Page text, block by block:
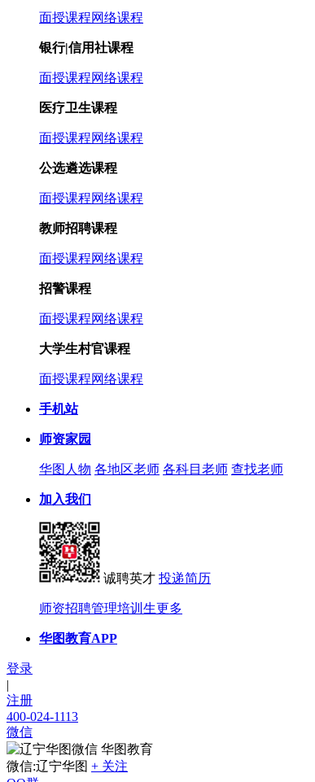
面授课程网络课程
银行|信用社课程
面授课程网络课程
医疗卫生课程
面授课程网络课程
公选遴选课程
面授课程网络课程
教师招聘课程
面授课程网络课程
招警课程
面授课程网络课程
大学生村官课程
面授课程网络课程
手机站
师资家园
华图人物 各地区老师 各科目老师 查找老师
加入我们
诚聘英才 投递简历
师资招聘管理培训生更多
华图教育APP
登录
|
注册
400-024-1113
微信
华图教育
微信:辽宁华图 + 关注